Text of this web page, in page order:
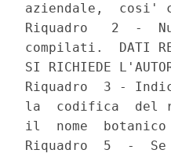
aziendale,  cosi'
Riquadro   2  -
compilati.  DATI
SI RICHIEDE
Riquadro  3 -
la  codifica  del
il  nome
Riquadro  5  -